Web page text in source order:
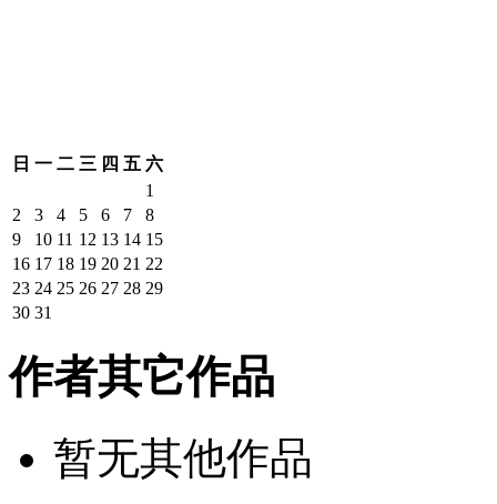
日 一 二 三 四 五 六
1
2
3 4 5 6 7
8
9
10 11 12 13 14 15
16 17 18 19 20 21 22
23 24 25 26 27 28 29
30 31
作者其它作品
暂无其他作品